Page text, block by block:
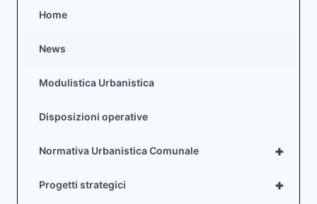
Home
News
Modulistica Urbanistica
Disposizioni operative
+
Normativa Urbanistica Comunale
+
Progetti strategici